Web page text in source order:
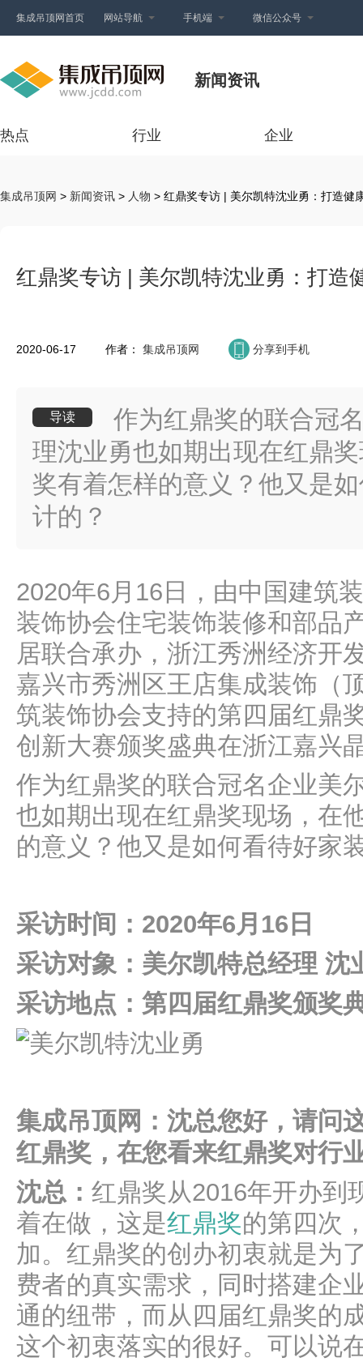
集成吊顶网首页 网站导航 手机端 微信公众号
新闻资讯
热点 行业 企业
集成吊顶网 > 新闻资讯 > 人物 > 红鼎奖专访 | 美尔凯特沈业勇：打造健
红鼎奖专访 | 美尔凯特沈业勇：打造
2020-06-17 作者： 集成吊顶网 分享到手机
导读
作为红鼎奖的联合冠
理沈业勇也如期出现在红鼎
奖有着怎样的意义？他又是
计的？
2020年6月16日，由中国建筑
装饰协会住宅装饰装修和部品
居联合承办，浙江秀洲经济开
嘉兴市秀洲区王店集成装饰（
筑装饰协会支持的第四届红鼎
创新大赛颁奖盛典在浙江嘉兴
作为红鼎奖的联合冠名企业美
也如期出现在红鼎奖现场，在
的意义？他又是如何看待好家
采访时间：2020年6月16日
采访对象：美尔凯特总经理 沈
采访地点：第四届红鼎奖颁奖
集成吊顶网：沈总您好，请问
红鼎奖，在您看来红鼎奖对行
沈总： 红鼎奖从2016年开办到
着在做，这是红鼎奖的第四次
加。红鼎奖的创办初衷就是为
费者的真实需求，同时搭建企
通的纽带，而从四届红鼎奖的
这个初衷落实的很好。可以说